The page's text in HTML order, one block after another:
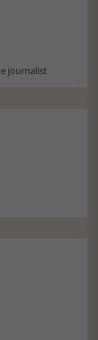
journalist